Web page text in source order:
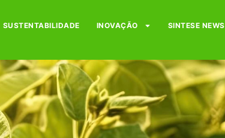
SUSTENTABILIDADE INOVAÇÃO SINTESE NEWS